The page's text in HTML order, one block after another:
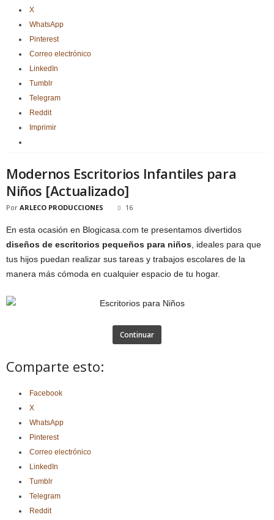
X
WhatsApp
Pinterest
Correo electrónico
LinkedIn
Tumblr
Telegram
Reddit
Imprimir
Modernos Escritorios Infantiles para
Niños [Actualizado]
Por ARLECO PRODUCCIONES 16
En esta ocasión en Blogicasa.com te presentamos divertidos
diseños de escritorios pequeños para niños , ideales para que
tus hijos puedan realizar sus tareas y trabajos escolares de la
manera más cómoda en cualquier espacio de tu hogar.
Continuar
Comparte esto:
Facebook
X
WhatsApp
Pinterest
Correo electrónico
LinkedIn
Tumblr
Telegram
Reddit